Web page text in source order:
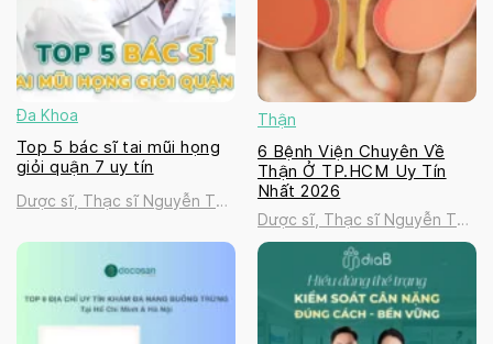
Đa Khoa
Top 5 bác sĩ tai mũi họng
giỏi quận 7 uy tín
Dược sĩ, Thạc sĩ Nguyễn Thị
Thận
6 Bệnh Viện Chuyên Về
Thận Ở TP.HCM Uy Tín
Nhất 2026
Dược sĩ, Thạc sĩ Nguyễn Thị
Thanh Tú